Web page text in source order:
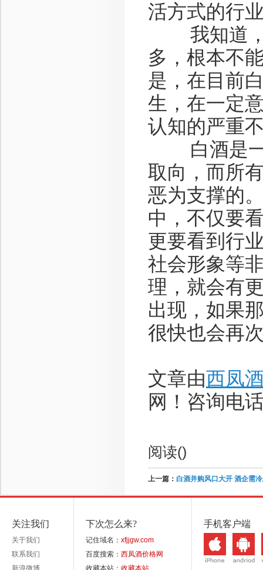
活方式的行
我知道，
多，根本不
是，在目前
生，在一定
认知的严重
白酒是一
取向，而所
恶为支撑的
中，不仅要
更要看到行
社会形象等
理，就会有
出现，如果
很快也会再
文章由西凤
网！咨询电
阅读()
上一篇： 白酒并购风口大开 酒企需
关注我们
关于我们
联系我们
新浪微博
下次怎么来?
记住域名： xfjjgw.com
百度搜索： 西凤酒价格网
收藏本站： 收藏本站
手机客户端